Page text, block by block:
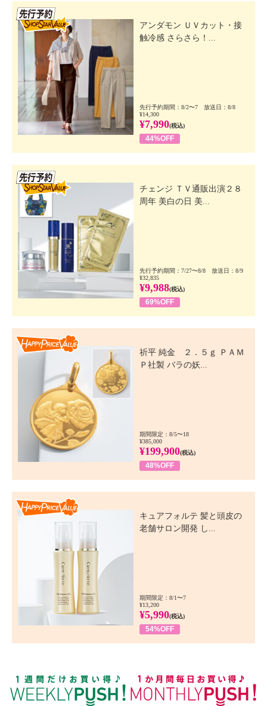
アンダモン ＵＶカット・接
触冷感 さらさら！...
先行予約期間：8/2〜7 放送日：8/8
¥14,300
¥7,990(税込)
44%OFF
チェンジ ＴＶ通販出演２８
周年 美白の日 美...
先行予約期間：7/27〜8/8 放送日：8/9
¥32,835
¥9,988(税込)
69%OFF
祈平 純金 ２．５ｇ ＰＡＭ
Ｐ社製 バラの妖...
期間限定：8/5〜18
¥385,000
¥199,900(税込)
48%OFF
キュアフォルテ 髪と頭皮の
老舗サロン開発 し...
期間限定：8/1〜7
¥13,200
¥5,990(税込)
54%OFF